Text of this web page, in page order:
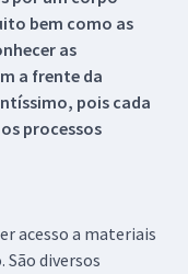
bem como as
as
a frente da
pois cada
processos
acesso a materiais
São diversos